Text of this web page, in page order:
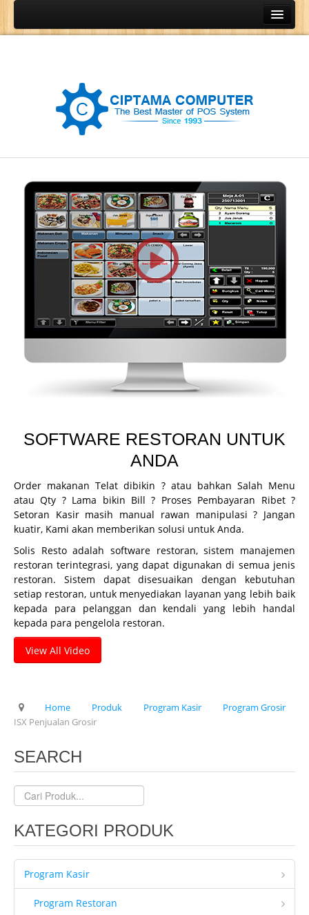
Home
Program Kasir
Program Restoran
Program Retail
Program Grosir
Program General Ledger
POS Terminal
Barcode Printer
Barcode Scanner
Cash Drawer
Cash Register
CCTV
Printer Inkjet
Printer ID Card
Perlengkapan Kasir
Gondola
Demo
Demo Program
Request Demo
Request Training
Client Kami
Tentang Kami
IT & Support
Upgrade Program
Training Staff IT
Form Registrasi
Hubungi Kami
Brosur
SOFTWARE RESTORAN UNTUK
ANDA
Order makanan Telat dibikin ? atau bahkan Salah Menu
atau Qty ? Lama bikin Bill ? Proses Pembayaran Ribet ?
Setoran Kasir masih manual rawan manipulasi ? Jangan
kuatir, Kami akan memberikan solusi untuk Anda.
Solis Resto adalah software restoran, sistem manajemen
restoran terintegrasi, yang dapat digunakan di semua jenis
restoran. Sistem dapat disesuaikan dengan kebutuhan
setiap restoran, untuk menyediakan layanan yang lebih baik
kepada para pelanggan dan kendali yang lebih handal
kepada para pengelola restoran.
View All Video
Home Produk Program Kasir
Program Grosir
ISX Penjualan Grosir
SEARCH
KATEGORI PRODUK
Program Kasir
Program Restoran